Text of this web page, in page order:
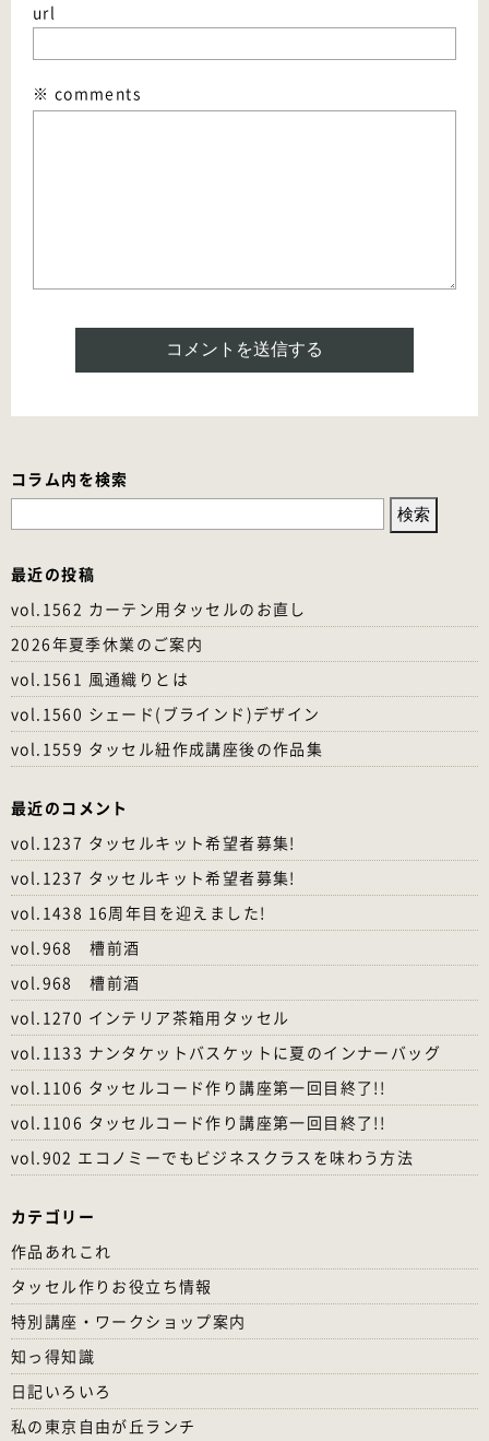
url
※ comments
コラム内を検索
検
最近の投稿
vol.1562 カーテン用タッセルのお直し
2026年夏季休業のご案内
vol.1561 風通織りとは
vol.1560 シェード(ブラインド)デザイン
vol.1559 タッセル紐作成講座後の作品集
最近のコメント
vol.1237 タッセルキット希望者募集!
vol.1237 タッセルキット希望者募集!
vol.1438 16周年目を迎えました!
vol.968 槽前酒
vol.968 槽前酒
vol.1270 インテリア茶箱用タッセル
vol.1133 ナンタケットバスケットに夏のインナーバッグ
vol.1106 タッセルコード作り講座第一回目終了!!
vol.1106 タッセルコード作り講座第一回目終了!!
vol.902 エコノミーでもビジネスクラスを味わう方法
カテゴリー
作品あれこれ
タッセル作りお役立ち情報
特別講座・ワークショップ案内
知っ得知識
日記いろいろ
私の東京自由が丘ランチ